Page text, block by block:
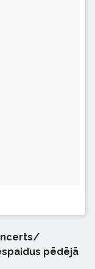
pēdējā